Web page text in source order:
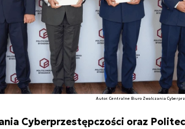
Autor. Centralne Biuro Zwalczania
Cyberprzestępczości oraz